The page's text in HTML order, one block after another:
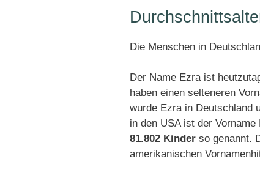
Die Menschen in
Der Name Ezra ist
haben einen selteneren
wurde Ezra in Deutschland
in den USA ist der
81.802 Kinder so genannt.
amerikanischen